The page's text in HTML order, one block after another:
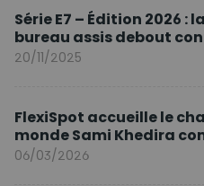
Série E7 – Édition 2026 :
bureau assis debout
20/11/2025
FlexiSpot accueille le
monde Sami Khedira
ambassadeur de la
06/03/2026